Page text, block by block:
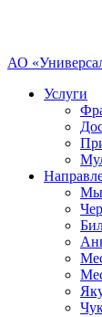
АО
Услуги